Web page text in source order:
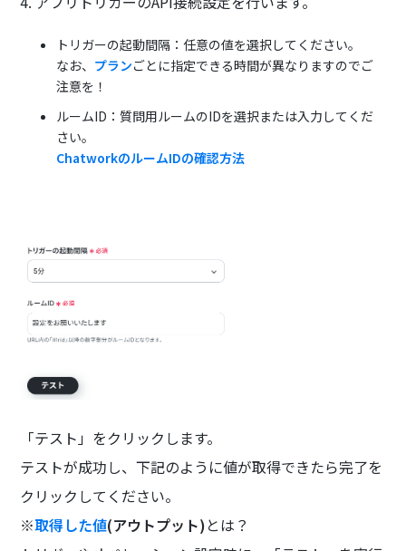
トリガーの起動間隔：任意の値を選択してください。
なお、 プランごとに指定できる時間が異なりますのでご
注意を！
ルームID：質問用ルームのIDを選択または入力してくだ
さい。
ChatworkのルームIDの確認方法
「テスト」をクリックします。
テストが成功し、下記のように値が取得できたら完了を
クリックしてください。
※取得した値(アウトプット) とは？